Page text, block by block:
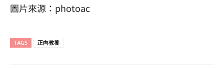
圖片來源：photoac
TAGS 正向教養